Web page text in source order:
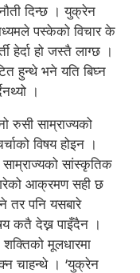
दिन्छ । युक्रेन
पस्केको विचार के
हेर्दा हो जस्तै लाग्छ ।
हुन्थे भने यति बिघ्न
।
रुसी साम्राज्यको
विषय होइन ।
सांस्कृतिक
आक्रमण सही छ
पनि यसबारे
कतै देख्न पाइँदैन ।
मूलधारमा
चाहन्थे । ‘युक्रेन